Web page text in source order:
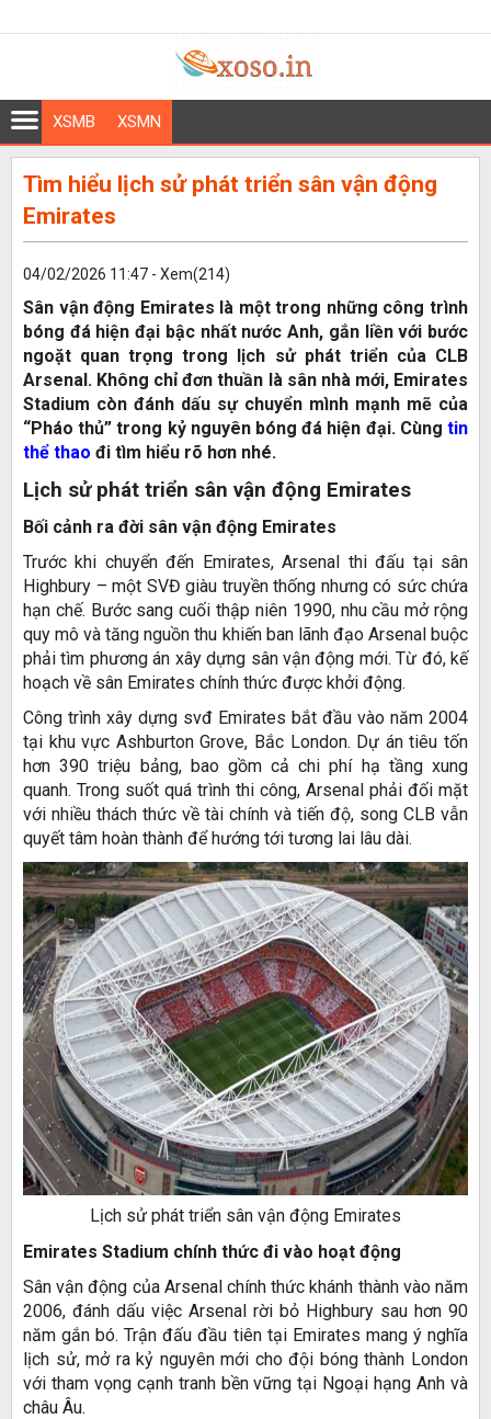
XSMB XSMN
Tìm hiểu lịch sử phát triển sân vận động
Emirates
04/02/2026 11:47 - Xem(214)
Sân vận động Emirates là một trong những công trình
bóng đá hiện đại bậc nhất nước Anh, gắn liền với bước
ngoặt quan trọng trong lịch sử phát triển của CLB
Arsenal. Không chỉ đơn thuần là sân nhà mới, Emirates
Stadium còn đánh dấu sự chuyển mình mạnh mẽ của
“Pháo thủ” trong kỷ nguyên bóng đá hiện đại. Cùng tin
thể thao đi tìm hiểu rõ hơn nhé.
Lịch sử phát triển sân vận động Emirates
Bối cảnh ra đời sân vận động Emirates
Trước khi chuyển đến Emirates, Arsenal thi đấu tại sân
Highbury – một SVĐ giàu truyền thống nhưng có sức chứa
hạn chế. Bước sang cuối thập niên 1990, nhu cầu mở rộng
quy mô và tăng nguồn thu khiến ban lãnh đạo Arsenal buộc
phải tìm phương án xây dựng sân vận động mới. Từ đó, kế
hoạch về sân Emirates chính thức được khởi động.
Công trình xây dựng svđ Emirates bắt đầu vào năm 2004
tại khu vực Ashburton Grove, Bắc London. Dự án tiêu tốn
hơn 390 triệu bảng, bao gồm cả chi phí hạ tầng xung
quanh. Trong suốt quá trình thi công, Arsenal phải đối mặt
với nhiều thách thức về tài chính và tiến độ, song CLB vẫn
quyết tâm hoàn thành để hướng tới tương lai lâu dài.
Lịch sử phát triển sân vận động Emirates
Emirates Stadium chính thức đi vào hoạt động
Sân vận động của Arsenal chính thức khánh thành vào năm
2006, đánh dấu việc Arsenal rời bỏ Highbury sau hơn 90
năm gắn bó. Trận đấu đầu tiên tại Emirates mang ý nghĩa
lịch sử, mở ra kỷ nguyên mới cho đội bóng thành London
với tham vọng cạnh tranh bền vững tại Ngoại hạng Anh và
châu Âu.